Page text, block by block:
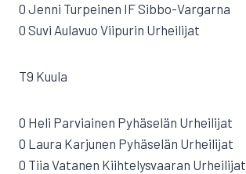
0 Jenni Turpeinen IF Sibbo-Vargarna
0 Suvi Aulavuo Viipurin Urheilijat
T9 Kuula
0 Heli Parviainen Pyhäselän Urheilijat
0 Laura Karjunen Pyhäselän Urheilijat
0 Tiia Vatanen Kiihtelysvaaran Urheilijat